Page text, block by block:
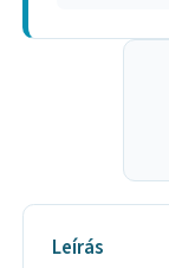
Leírás